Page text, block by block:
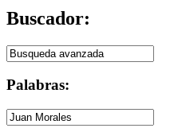
Buscador:
Palabras: